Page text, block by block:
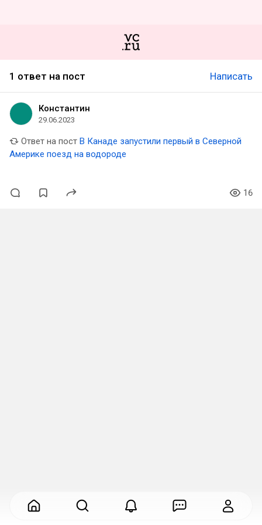
1 ответ на пост Написать
Константин
29.06.2023
Ответ на пост В Канаде запустили первый в Северной
Америке поезд на водороде
16